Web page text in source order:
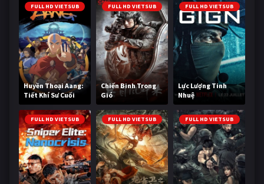
FULL HD VIETSUB
Huyền Thoại Aang:
Tiết Khí Sư Cuối
Cùng
FULL HD VIETSUB
Chiến Binh Trong
Gió
FULL HD VIETSUB
Lực Lượng Tinh
Nhuệ
FULL HD VIETSUB FULL HD VIETSUB FULL HD VIETSUB